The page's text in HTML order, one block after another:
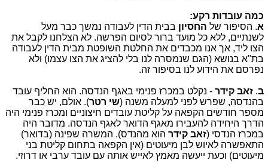
כמה עובדות רקע:
א. הסיפור של החסיון בבית הדין לעבודה נמשך כבר מעל
לשנתיים, ללא כל מועד ברור לסיום הפרשה. לא הצלחנו לקבל את
הצו ליד, אך אנו מכבדים את החלטת השופטת מבית הדין לעבודה
בת"א בנושא (הגם שנמסרה לנו בלי להציג את הצו עצמו) ולא
נפרסם את הידוע לנו בסיפור זה.
ב. זאב קידר - נקלט במכרז פנימי באגף הנדסה. הוא החליף עובד
בהנדסה, שפרש לפני למעלה משנה (שי רטר). אולם, יש כבר
מספר חודשים הקפאה על קליטת עובדים חיצוניים ומכרז פנימי היה
הדרך היחידה להעבירו מאגף הדואר לאגף הנדסה. מדובר היה
במכרז הנדסי (זאב קידר הוא מהנדס). המשרה שפינה (בדואר)
התאפשרה לאיוש לבן מיעוטים (אין הקפאה בתחום קליטת בני
מיעוטים) וכעת ייעשה מאמץ לאייש אותה עם עובד ערבי או דרוזי.